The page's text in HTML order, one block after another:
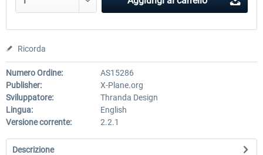
Ricorda
Numero Ordine:
AS15286
Publisher:
X-Plane.org
Sviluppatore:
Thranda Design
Lingua:
English
Versione corrente:
2.2.1
Descrizione